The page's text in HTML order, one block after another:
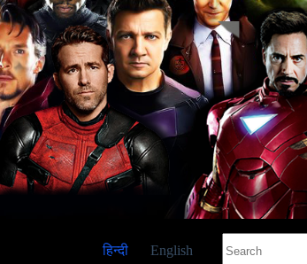
हिन्दी English
results